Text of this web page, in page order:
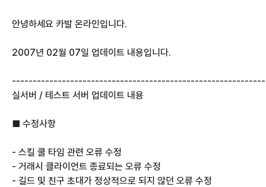
안녕하세요 카발 온라인입니다.
2007년 02월 07일 업데이트 내용입니다.
실서버 / 테스트 서버 업데이트 내용
■ 수정사항
- 스킬 쿨 타임 관련 오류 수정
- 거래시 클라이언트 종료되는 오류 수정
- 길드 및 친구 초대가 정상적으로 되지 않던 오류 수정